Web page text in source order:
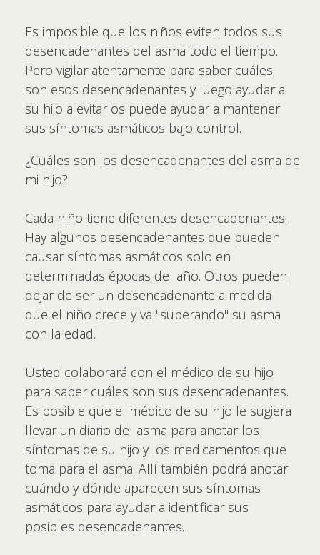
Es imposible que los niños eviten todos sus
desencadenantes del asma todo el tiempo.
Pero vigilar atentamente para saber cuáles
son esos desencadenantes y luego ayudar a
su hijo a evitarlos puede ayudar a mantener
sus síntomas asmáticos bajo control.
¿Cuáles son los desencadenantes del asma de
mi hijo?
Cada niño tiene diferentes desencadenantes.
Hay algunos desencadenantes que pueden
causar síntomas asmáticos solo en
determinadas épocas del año. Otros pueden
dejar de ser un desencadenante a medida
que el niño crece y va "superando" su asma
con la edad.
Usted colaborará con el médico de su hijo
para saber cuáles son sus desencadenantes.
Es posible que el médico de su hijo le sugiera
llevar un diario del asma para anotar los
síntomas de su hijo y los medicamentos que
toma para el asma. Allí también podrá anotar
cuándo y dónde aparecen sus síntomas
asmáticos para ayudar a identificar sus
posibles desencadenantes.